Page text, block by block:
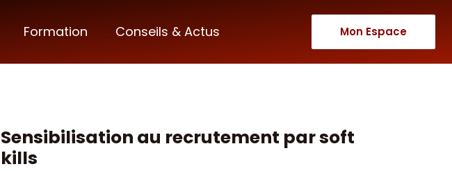
Formation Conseils & Actus Mon Espace
Sensibilisation au recrutement par soft
kills